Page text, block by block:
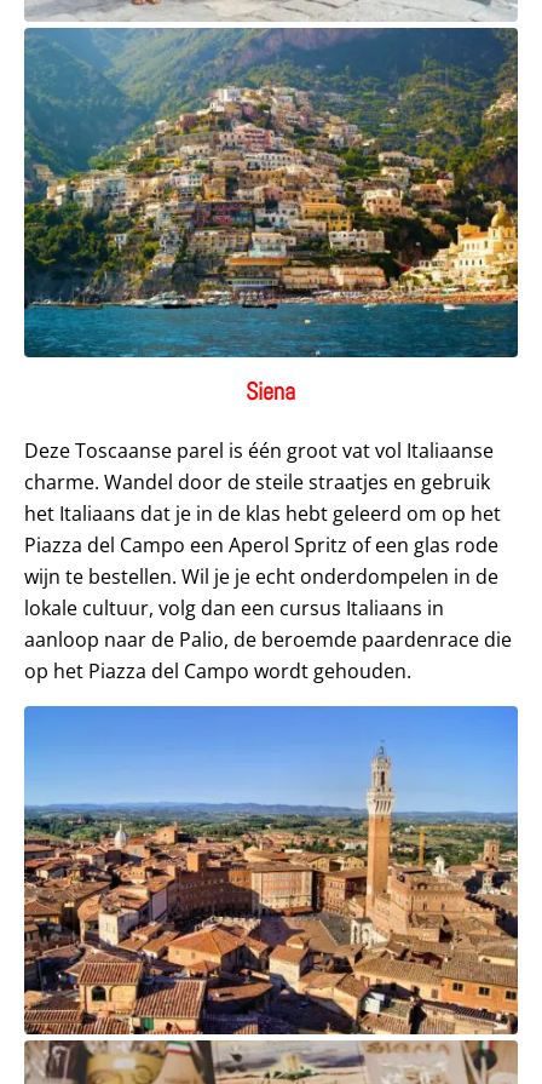
Siena
Deze Toscaanse parel is één groot vat vol Italiaanse
charme. Wandel door de steile straatjes en gebruik
het Italiaans dat je in de klas hebt geleerd om op het
Piazza del Campo een Aperol Spritz of een glas rode
wijn te bestellen. Wil je je echt onderdompelen in de
lokale cultuur, volg dan een cursus Italiaans in
aanloop naar de Palio, de beroemde paardenrace die
op het Piazza del Campo wordt gehouden.